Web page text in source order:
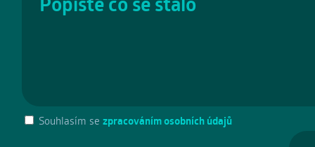
Souhlasím se zpracováním osobních údajů